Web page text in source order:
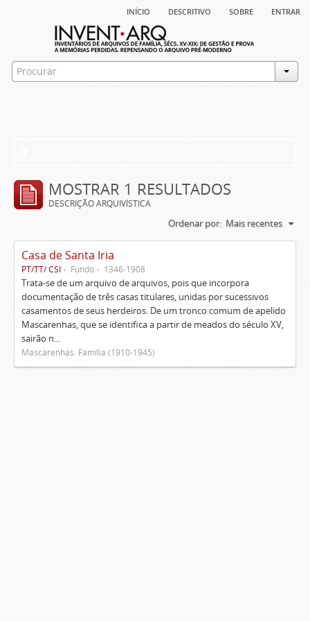
início descritivo sobre entrar
MOSTRAR 1 RESULTADOS
DESCRIÇÃO ARQUIVÍSTICA
Ordenar por: Mais recentes
Casa de Santa Iria
PT/TT/ CSI Fundo 1346-1908
Trata-se de um arquivo de arquivos, pois que incorpora
documentação de três casas titulares, unidas por sucessivos
casamentos de seus herdeiros. De um tronco comum de apelido
Mascarenhas, que se identifica a partir de meados do século XV,
sairão n...
Mascarenhas. Família (1910-1945)